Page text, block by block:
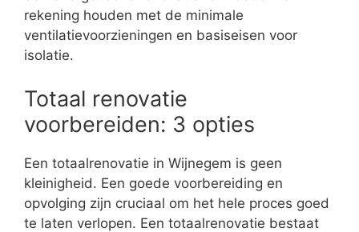
rekening houden met de minimale
ventilatievoorzieningen en basiseisen voor
isolatie.
Totaal renovatie
voorbereiden: 3 opties
Een totaalrenovatie in Wijnegem is geen
kleinigheid. Een goede voorbereiding en
opvolging zijn cruciaal om het hele proces goed
te laten verlopen. Een totaalrenovatie bestaat